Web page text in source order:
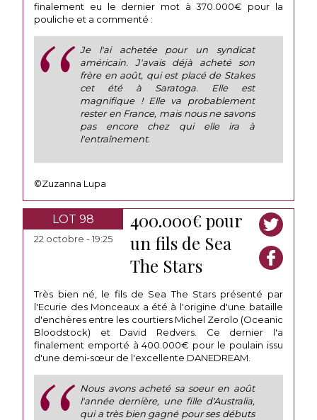
finalement eu le dernier mot à 370.000€ pour la
pouliche et a commenté :
Je l'ai achetée pour un syndicat
américain. J'avais déjà acheté son
frère en août, qui est placé de Stakes
cet été à Saratoga. Elle est
magnifique ! Elle va probablement
rester en France, mais nous ne savons
pas encore chez qui elle ira à
l'entraînement.
©Zuzanna Lupa
LOT 98
22 octobre - 19:25
400.000€ pour
un fils de Sea
The Stars
Très bien né, le fils de Sea The Stars présenté par
l'Ecurie des Monceaux a été à l'origine d'une bataille
d'enchères entre les courtiers Michel Zerolo (Oceanic
Bloodstock) et David Redvers. Ce dernier l'a
finalement emporté à 400.000€ pour le poulain issu
d'une demi-sœur de l'excellente DANEDREAM.
Nous avons acheté sa soeur en août
l'année dernière, une fille d'Australia,
qui a très bien gagné pour ses débuts